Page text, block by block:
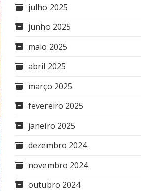
julho 2025
junho 2025
maio 2025
abril 2025
março 2025
fevereiro 2025
janeiro 2025
dezembro 2024
novembro 2024
outubro 2024